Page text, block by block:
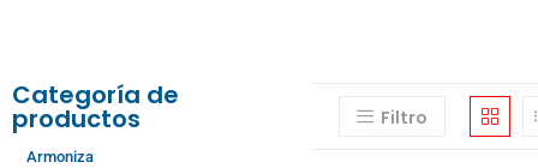
Categoría de
productos
Armoniza
Filtro